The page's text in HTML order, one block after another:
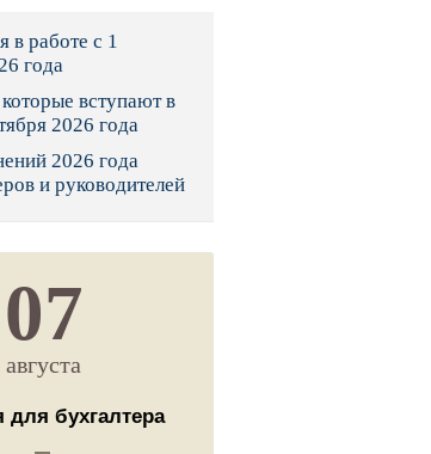
в работе с 1
года
вступают в
2026 года
2026 года
и руководителей
07
августа
для бухгалтера